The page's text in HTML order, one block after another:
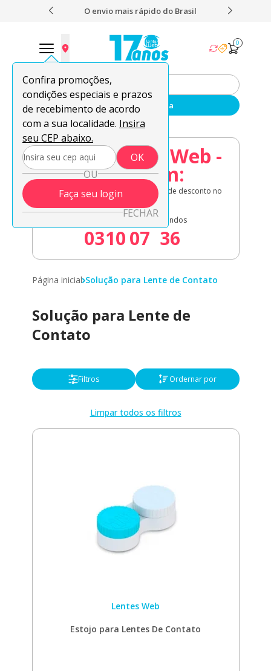
O envio mais rápido do Brasil
Confira promoções,
condições especiais e prazos
de recebimento de acordo
com a sua localidade. Insira
seu CEP abaixo.
OK
OU
Faça seu login
FECHAR
0
Enviar sua receita
08.08 Lentes Web -
Acaba em:
Lentes de contato em oferta + 8% de desconto no
03
Horas
10
Minutos
07
Segundos
35
Página inicial Solução para Lente de Contato
Solução para Lente de
Contato
Filtros Ordernar por
Limpar todos os filtros
Lentes Web
Estojo para Lentes De Contato